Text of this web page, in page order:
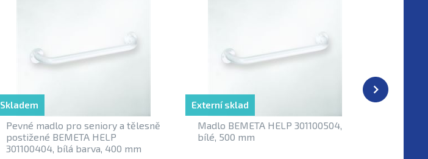
Pevné madlo pro seniory a tělesně
postižené BEMETA HELP
301100404, bílá barva, 400 mm
Skladem
Madlo BEMETA HELP 301100504,
bílé, 500 mm
Externí sklad